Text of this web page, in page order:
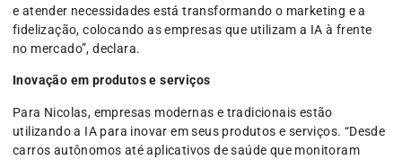
e atender necessidades está transformando o marketing e a
fidelização, colocando as empresas que utilizam a IA à frente
no mercado”, declara.
Inovação em produtos e serviços
Para Nicolas, empresas modernas e tradicionais estão
utilizando a IA para inovar em seus produtos e serviços. “Desde
carros autônomos até aplicativos de saúde que monitoram